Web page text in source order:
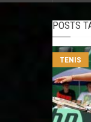
POSTS
TENIS